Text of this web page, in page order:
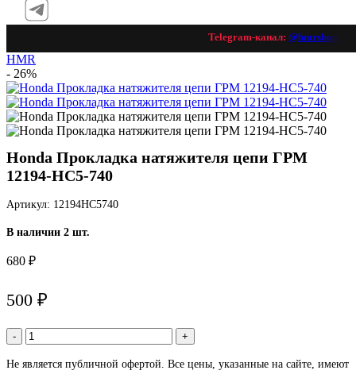
Telegram-канал:@hmrshop_ru
HMR
- 26%
Honda Прокладка натяжителя цепи ГРМ
12194-HC5-740
Артикул: 12194HC5740
В наличии 2 шт.
680 ₽
500 ₽
- +
Не является публичной офертой. Все цены, указанные на сайте, имеют